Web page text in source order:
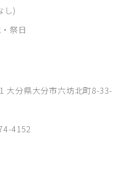
し)
祭日
大分県大分市六坊北町8-33-
4152